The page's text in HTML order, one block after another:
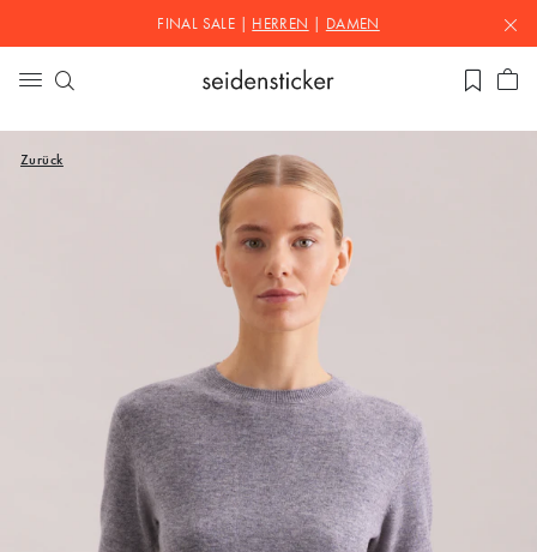
FINAL SALE | HERREN DAMEN
Zurück